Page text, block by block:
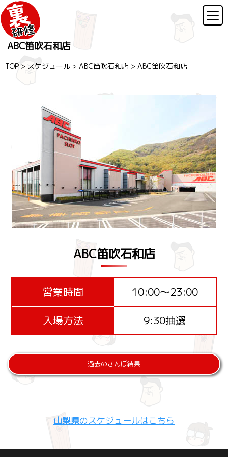
ABC笛吹石和店
TOP > スケジュール > ABC笛吹石和店 > ABC笛吹石和店
ABC笛吹石和店
営業時間
10:00～23:00
入場方法
9:30抽選
過去のさんぽ結果
山梨県のスケジュールはこちら